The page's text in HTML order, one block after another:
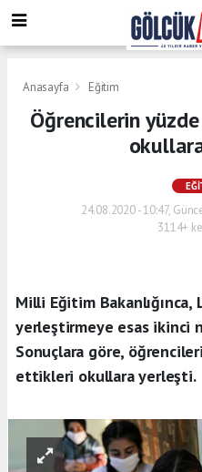
Anasayfa Eğitim
Öğrencilerin
24.08.2020 - 10:47,
3114+
Milli Eğitim Bakanlığınca,
yerleştirmeye esas ikinci
Sonuçlara göre,
ettikleri okullara yerleşti.